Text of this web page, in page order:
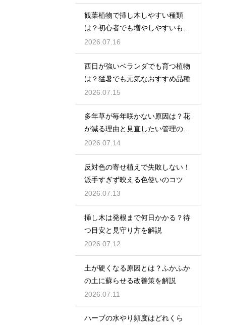
観葉植物で挿し木しやすい種類
は？初心者でも増やしやすいもの
を紹介
2026.07.16
西日が強いベランダでも育つ植物
は？猛暑でも元気なおすすめ品種
2026.07.15
多年草が毎年咲かない原因は？花
が減る理由と見直したい管理のコ
ツ
2026.07.14
反対色の寄せ植えで失敗しない！
派手すぎず映える色使いのコツ
2026.07.13
挿し木は発根まで何日かかる？待
つ目安と見守り方を解説
2026.07.12
土が硬くなる原因とは？ふかふか
の土に蘇らせる改善策を解説
2026.07.11
ハーブの水やり頻度はどれくら